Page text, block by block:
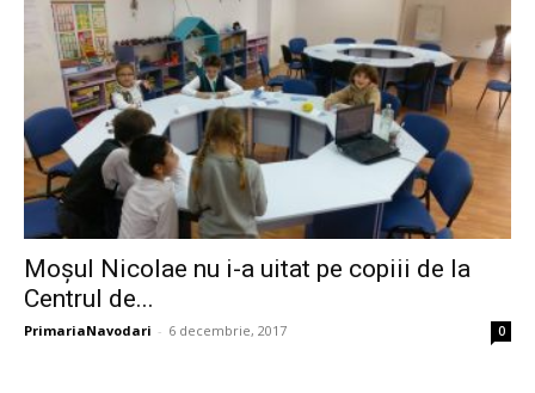
Moșul Nicolae nu i-a uitat pe copiii de la
Centrul de...
PrimariaNavodari - 6 decembrie, 2017 0